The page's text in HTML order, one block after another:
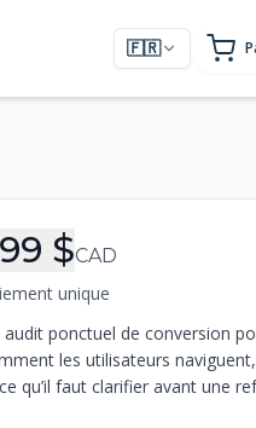
🇫🇷
Français
$CAD
unique
audit ponctuel de conversion
les utilisateurs
qu’il faut clarifier avant une